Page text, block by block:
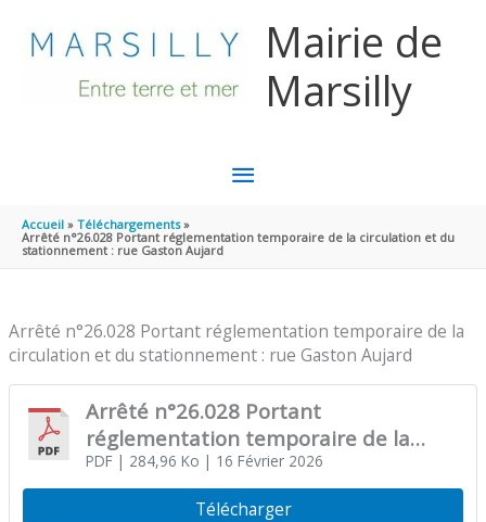
Mairie de
Marsilly
MENU
PRINCIPAL
Accueil
Téléchargements
Arrêté n°26.028 Portant réglementation temporaire de la circulation et du
stationnement : rue Gaston Aujard
Arrêté n°26.028 Portant réglementation temporaire de la
circulation et du stationnement : rue Gaston Aujard
Arrêté n°26.028 Portant
réglementation temporaire de la
circulation et du stationnement : rue
Gaston Aujard
PDF| 284,96 Ko | 16 Février 2026
Télécharger